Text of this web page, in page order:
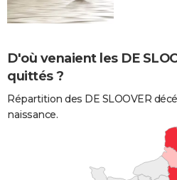
D'où venaient les DE
quittés ?
Répartition des DE SLOOVER
naissance.